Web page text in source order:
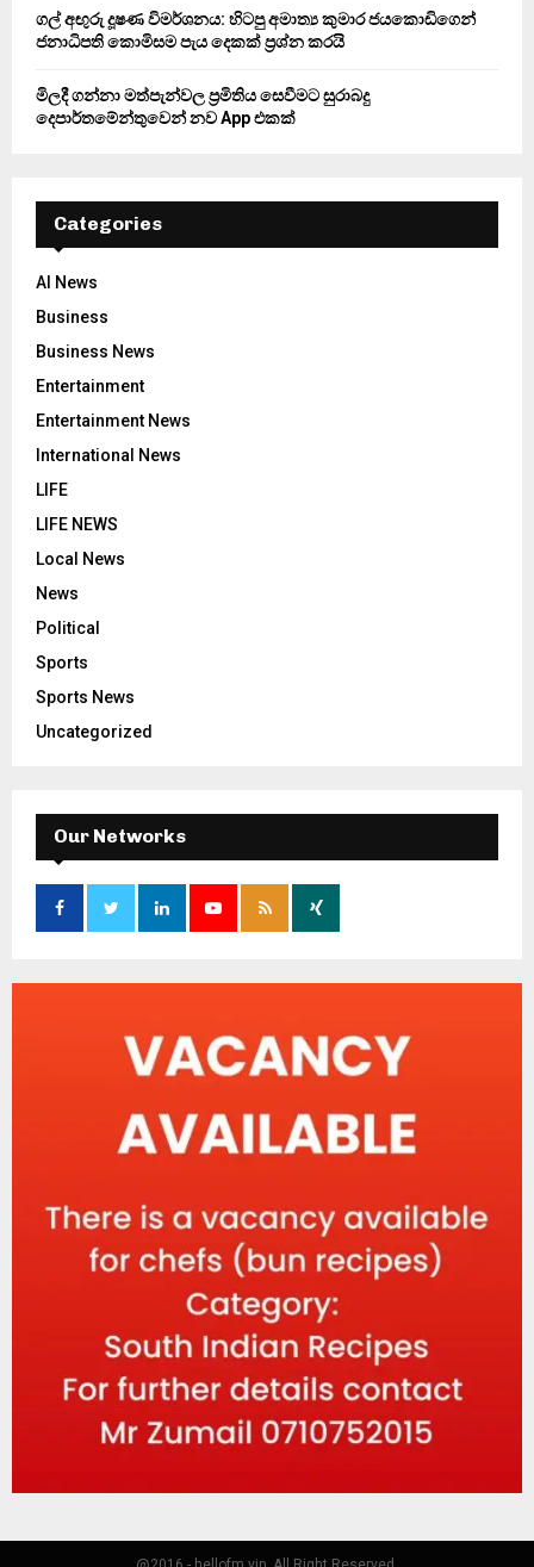
ගල් අඟුරු දූෂණ විමර්ශනය: හිටපු අමාත්‍ය කුමාර ජයකොඩිගෙන්
ජනාධිපති කොමිසම පැය දෙකක් ප්‍රශ්න කරයි
මිලදී ගන්නා මත්පැන්වල ප්‍රමිතිය සෙවීමට සුරාබදු
දෙපාර්තමේන්තුවෙන් නව App එකක්
Categories
AI News
Business
Business News
Entertainment
Entertainment News
International News
LIFE
LIFE NEWS
Local News
News
Political
Sports
Sports News
Uncategorized
Our Networks